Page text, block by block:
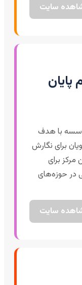
سایت
پایان
با هدف
برای نگارش
مرکز برای
در حوزه‌های
سایت